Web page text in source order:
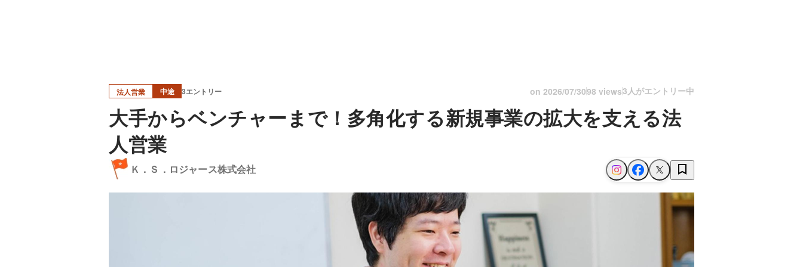
法人営業 中途 3エントリー on 2026/07/3098 views3人がエントリー中
大手からベンチャーまで！多角化する新規事業の拡大を支える法
人営業
Ｋ．Ｓ．ロジャース株式会社